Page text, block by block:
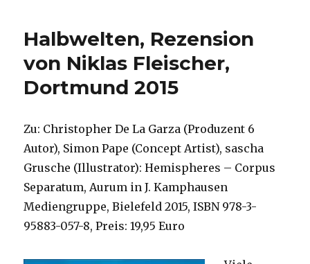
23.
10.2015
Halbwelten, Rezension
von Niklas Fleischer,
Dortmund 2015
Zu: Christopher De La Garza (Produzent 6
Autor), Simon Pape (Concept Artist), sascha
Grusche (Illustrator): Hemispheres – Corpus
Separatum, Aurum in J. Kamphausen
Mediengruppe, Bielefeld 2015, ISBN 978-3-
95883-057-8, Preis: 19,95 Euro